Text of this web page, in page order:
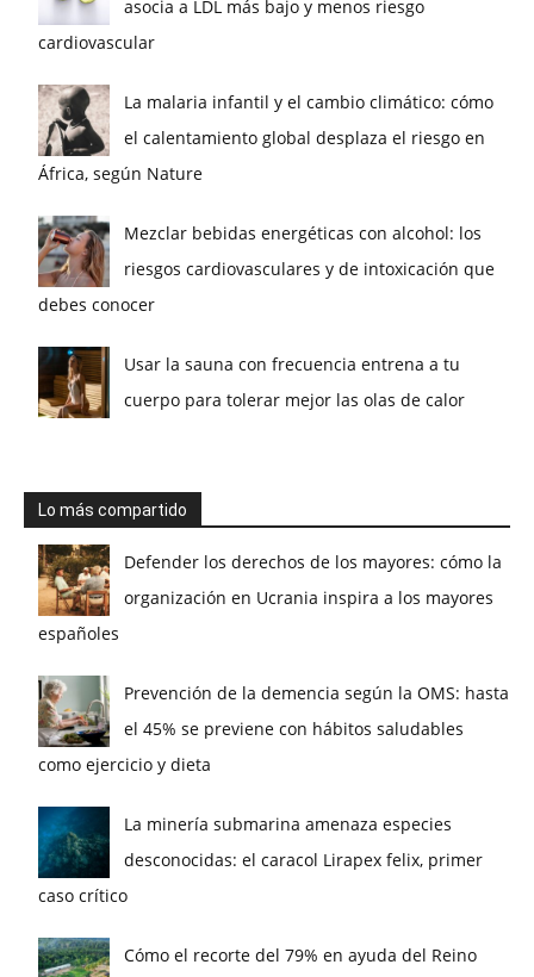
asocia a LDL más bajo y menos riesgo
cardiovascular
La malaria infantil y el cambio climático: cómo
el calentamiento global desplaza el riesgo en
África, según Nature
Mezclar bebidas energéticas con alcohol: los
riesgos cardiovasculares y de intoxicación que
debes conocer
Usar la sauna con frecuencia entrena a tu
cuerpo para tolerar mejor las olas de calor
Lo más compartido
Defender los derechos de los mayores: cómo la
organización en Ucrania inspira a los mayores
españoles
Prevención de la demencia según la OMS: hasta
el 45% se previene con hábitos saludables
como ejercicio y dieta
La minería submarina amenaza especies
desconocidas: el caracol Lirapex felix, primer
caso crítico
Cómo el recorte del 79% en ayuda del Reino